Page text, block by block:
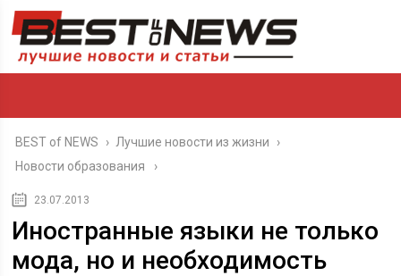
BEST of NEWS › Лучшие новости из жизни
›
Новости образования
23.07.2013
Иностранные языки не только
мода, но и необходимость